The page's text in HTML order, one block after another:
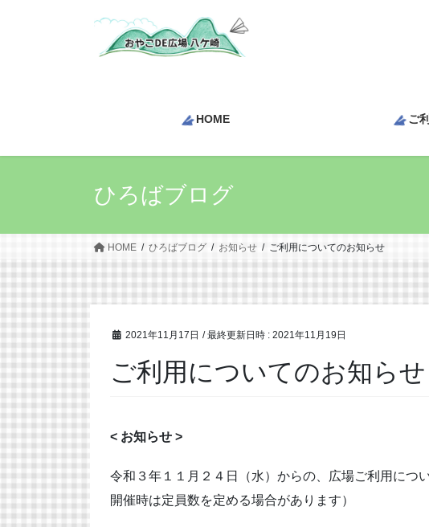
HOME ご
ひろばブログ
HOME ひろばブログ お知らせ ご利用についてのお知らせ
2021年11月17日 / 最終更新日時 : 2021年11月19日
ご利用についてのお知らせ
< お知らせ >
令和３年１１月２４日（水）からの、広場ご利用につ
開催時は定員数を定める場合があります）